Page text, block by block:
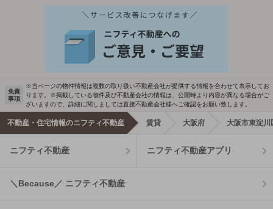
免責
事項
※当ページの物件情報は複数の取り扱い不動産会社が提供する情報を合わせて表示してお
ります。※掲載している物件及び不動産会社の情報は、公開時より内容が異なる場合がご
ざいますので、詳細に関しましては直接不動産会社様へご確認をお願い致します。
不動産・住宅情報のニフティ不動産 賃貸 大阪府 大阪市東淀川
ニフティ不動産 ニフティ不動産アプリ
＼Because／ ニフティ不動産